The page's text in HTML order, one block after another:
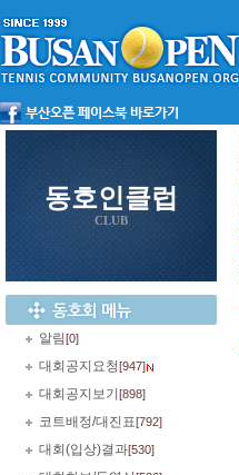
동호인클럽
CLUB
알림[0]
대회공지요청[947]
대회공지보기 [898]
코트배정/대진표[792]
대회(입상)결과[530]